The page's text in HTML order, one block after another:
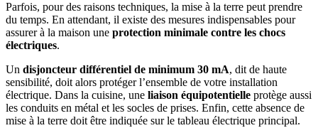
Parfois, pour des raisons techniques, la mise à la terre peut prendre
du temps. En attendant, il existe des mesures indispensables pour
assurer à la maison une protection minimale contre les chocs
électriques.
Un disjoncteur différentiel de minimum 30 mA, dit de haute
sensibilité, doit alors protéger l’ensemble de votre installation
électrique. Dans la cuisine, une liaison équipotentielle protège aussi
les conduits en métal et les socles de prises. Enfin, cette absence de
mise à la terre doit être indiquée sur le tableau électrique principal.